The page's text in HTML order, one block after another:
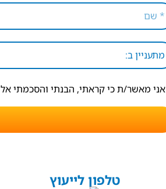
אני מאשר/ת כי קראתי, הבנתי והסכמתי אל
טלפון לייעוץ